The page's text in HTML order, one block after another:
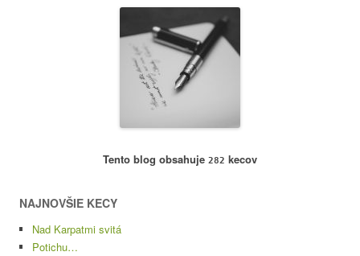
Tento blog obsahuje 282 kecov
NAJNOVŠIE KECY
Nad Karpatmi svitá
Potichu…